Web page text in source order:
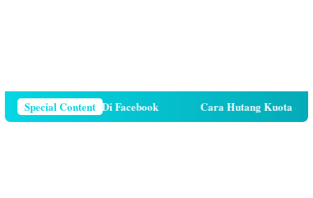
Special Content
Telepon Di Facebook Cara Hutang Kuota di Telkomsel